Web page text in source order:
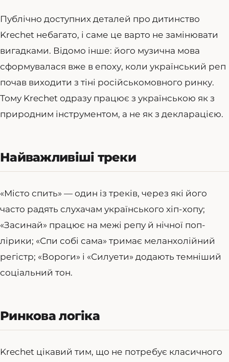
Публічно доступних деталей про дитинство
Krechet небагато, і саме це варто не замінювати
вигадками. Відомо інше: його музична мова
сформувалася вже в епоху, коли український реп
почав виходити з тіні російськомовного ринку.
Тому Krechet одразу працює з українською як з
природним інструментом, а не як з декларацією.
Найважливіші треки
«Місто спить» — один із треків, через які його
часто радять слухачам українського хіп-хопу;
«Засинай» працює на межі репу й нічної поп-
лірики; «Спи собі сама» тримає меланхолійний
регістр; «Вороги» і «Силуети» додають темніший
соціальний тон.
Ринкова логіка
Krechet цікавий тим, що не потребує класичного